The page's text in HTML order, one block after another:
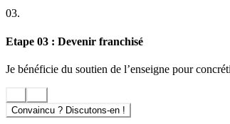
03.
Etape 03 : Devenir franchisé
Je bénéficie du soutien de l’enseigne pour
Convaincu ? Discutons-en !